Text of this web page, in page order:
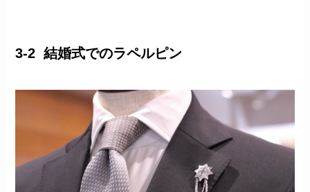
3-2 結婚式でのラペルピン